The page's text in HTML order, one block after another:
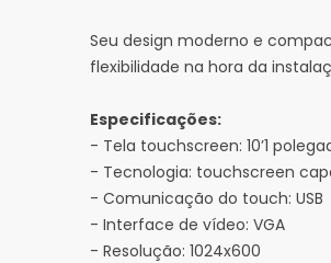
Seu design moderno e
flexibilidade na hora da
Especificações:
- Tela touchscreen: 10’1
- Tecnologia: touchscreen
- Comunicação do touch: USB
- Interface de vídeo: VGA
- Resolução: 1024x600